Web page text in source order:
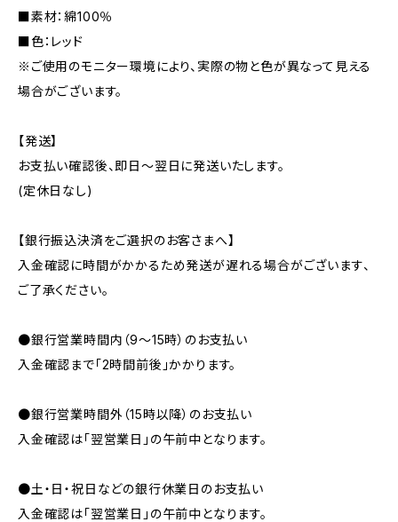
■素材：綿100％
■色：レッド
※ご使用のモニター環境により、実際の物と色が異なって見える
場合がございます。
【発送】
お支払い確認後、即日〜翌日に発送いたします。
(定休日なし)
【銀行振込決済をご選択のお客さまへ】
入金確認に時間がかかるため発送が遅れる場合がございます、
ご了承ください。
●銀行営業時間内（9〜15時）のお支払い
入金確認まで「2時間前後」かかります。
●銀行営業時間外（15時以降）のお支払い
入金確認は「翌営業日」の午前中となります。
●土・日・祝日などの銀行休業日のお支払い
入金確認は「翌営業日」の午前中となります。